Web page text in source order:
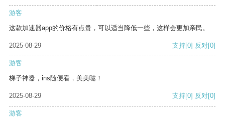
游客
这款加速器app的价格有点贵，可以适当降低一些，这样会更加亲民。
2025-08-29 支持[0] 反对[0]
游客
梯子神器，ins随便看，美美哒！
2025-08-29 支持[0] 反对[0]
游客